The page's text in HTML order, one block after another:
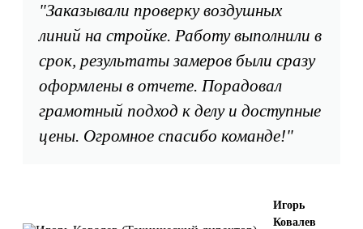
"Заказывали проверку воздушных
линий на стройке. Работу выполнили в
срок, результаты замеров были сразу
оформлены в отчете. Порадовал
грамотный подход к делу и доступные
цены. Огромное спасибо команде!"
Игорь
Ковалев